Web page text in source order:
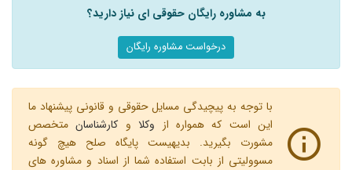
به مشاوره رایگان حقوقی ای نیاز دارید؟
درخواست مشاوره رایگان
با توجه به پیچیدگی مسایل حقوقی و قانونی پیشنهاد ما
این است که همواره از وکلاو کارشناسانمتخصص
مشورت بگیرید. بدیهیست پایگاه صلح هیچ گونه
مسوولیتی از بابت استفاده شما از اسناد و مشاوره های